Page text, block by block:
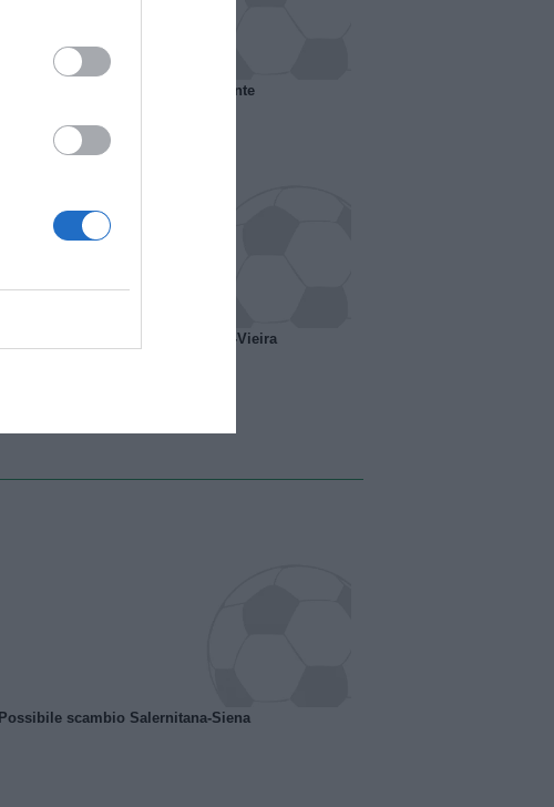
Francia, il Marsiglia senza presidente
A gennaio ipotesi scambio Davids-Vieira
Possibile scambio Salernitana-Siena